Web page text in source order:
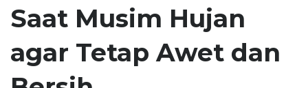
Saat Musim Hujan
agar Tetap Awet dan